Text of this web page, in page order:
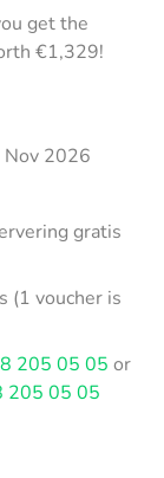
get the
€1,329!
Nov 2026
gratis
(1 voucher is
205 05 05 or
205 05 05